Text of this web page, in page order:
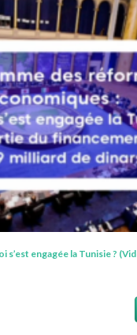
FISCALITÉ : LONGUE
DES ACTIVITÉS Q...
BOURSE DE TUNIS : UN
DE FINANCEMEN...
LE CALENDRIER FISCAL
SOCIAL 2021: LES...
s’est engagée la Tunisie ?